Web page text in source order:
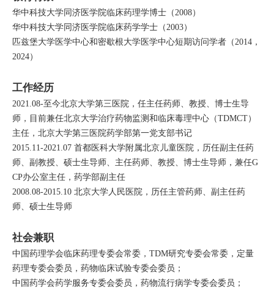
华中科技大学同济医学院临床药理学博士（2008）
华中科技大学同济医学院临床药学学士（2003）
匹兹堡大学医学中心和密歇根大学医学中心短期访问学者（2014，
2024）
工作经历
2021.08-至今北京大学第三医院，任主任药师、教授、博士生导
师，目前兼任北京大学治疗药物监测和临床毒理中心（TDMCT）
主任，北京大学第三医院药学部第一党支部书记
2015.11-2021.07 首都医科大学附属北京儿童医院，历任副主任药
师、副教授、硕士生导师、主任药师、教授、博士生导师，兼任G
CP办公室主任，药学部副主任
2008.08-2015.10 北京大学人民医院，历任主管药师、副主任药
师、硕士生导师
社会兼职
中国药理学会临床药理专委会常委，TDM研究专委会常委，定量
药理专委会委员，药物临床试验专委会委员；
中国药学会药学服务专委会委员，药物流行病学专委会委员；